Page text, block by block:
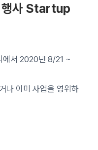
행사 Startup
에서 2020년 8/21 ~
나 이미 사업을 영위하